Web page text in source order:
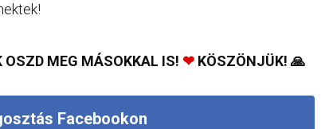
MEG MÁSOKKAL IS! ❤KÖSZÖNJÜK! 🙏
Facebookon